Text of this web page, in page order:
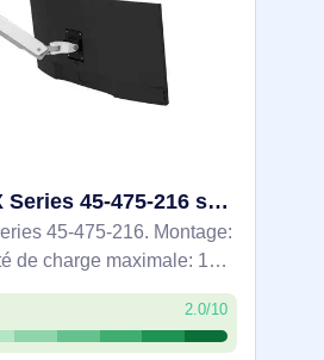
Ergotron HX Series 45-475-216 support d'écran plat pour bureau 124,5 cm (49") Blanc
45-475-216. Montage:
de charge maximale: 19
de l’écran: 124,5 cm
interface de montage
Compatibilité
2.0/10